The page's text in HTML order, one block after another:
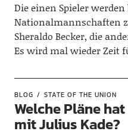
Die einen Spieler
Nationalmannschaften
Sheraldo Becker, die
Es wird mal wieder Zeit
BLOG STATE OF THE UNION
Welche Pläne
mit Julius Kade?